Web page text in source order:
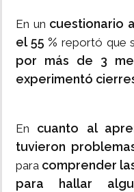
En un cuestionario
el 55 % reportó que
por más de 3
experimentó
En cuanto al
tuvieron
para comprender
para hallar